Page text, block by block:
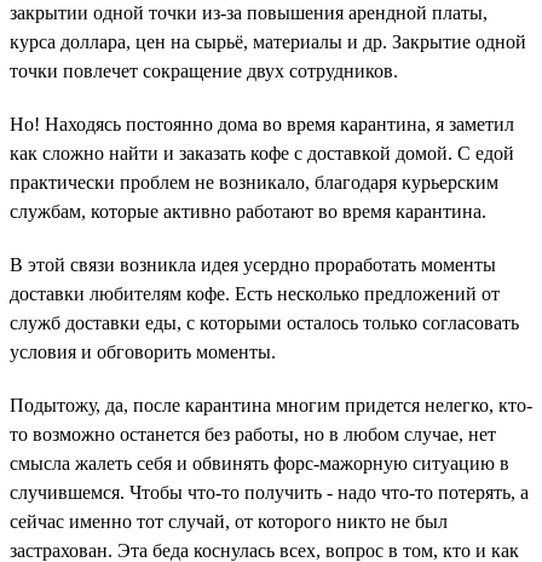
закрытии одной точки из-за повышения арендной платы,
курса доллара, цен на сырьё, материалы и др. Закрытие одной
точки повлечет сокращение двух сотрудников.
Но! Находясь постоянно дома во время карантина, я заметил
как сложно найти и заказать кофе с доставкой домой. С едой
практически проблем не возникало, благодаря курьерским
службам, которые активно работают во время карантина.
В этой связи возникла идея усердно проработать моменты
доставки любителям кофе. Есть несколько предложений от
служб доставки еды, с которыми осталось только согласовать
условия и обговорить моменты.
Подытожу, да, после карантина многим придется нелегко, кто-
то возможно останется без работы, но в любом случае, нет
смысла жалеть себя и обвинять форс-мажорную ситуацию в
случившемся. Чтобы что-то получить - надо что-то потерять, а
сейчас именно тот случай, от которого никто не был
застрахован. Эта беда коснулась всех, вопрос в том, кто и как